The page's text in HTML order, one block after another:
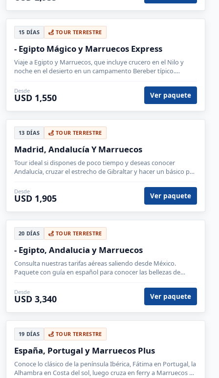
15 DÍAS TOUR TERRESTRE
- Egipto Mágico y Marruecos Express
Viaje a Egipto y Marruecos, que incluye crucero en el Nilo y
noche en el desierto en un campamento Bereber típico.
Desde
USD 1,550 Ver paquete
13 DÍAS TOUR TERRESTRE
Madrid, Andalucía Y Marruecos
Tour ideal si dispones de poco tiempo y deseas conocer
Andalucía, cruzar el estrecho de Gibraltar y hacer un básico por
Desde
USD 1,905 Ver paquete
20 DÍAS TOUR TERRESTRE
- Egipto, Andalucia y Marruecos
Consulta nuestras tarifas aéreas saliendo desde México.
Paquete con guía en español para conocer las bellezas de
Desde
USD 3,340 Ver paquete
19 DÍAS TOUR TERRESTRE
España, Portugal y Marruecos Plus
Conoce lo clásico de la península Ibérica, Fátima en Portugal, la
Alhambra en Costa del sol, luego cruza en ferry a Marruecos y